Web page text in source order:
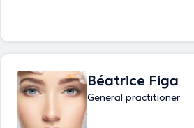
Béatrice Figa
General practitioner